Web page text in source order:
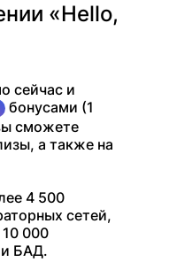
«Hello,
сейчас и
бонусами (1
сможете
а также на
4 500
сетей,
000
и БАД.